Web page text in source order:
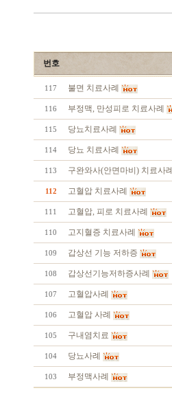
번호
117 불면 치료사례
116 부정맥, 만성피로 치료사례
115 당뇨치료사례
114 당뇨 치료사례
113 구완와사(안면마비) 치료사례
112 고혈압 치료사례
111 고혈압, 피로 치료사례
110 고지혈증 치료사례
109 갑상선 기능 저하증
108 갑상선기능저하증사례
107 고혈압사례
106 고혈압 사례
105 구내염치료
104 당뇨사례
103 부정맥사례